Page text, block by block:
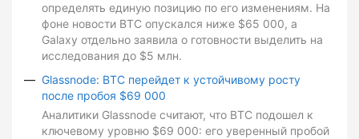
определять единую позицию по его изменениям. На
фоне новости BTC опускался ниже $65 000, а
Galaxy отдельно заявила о готовности выделить на
исследования до $5 млн.
Glassnode: BTC перейдет к устойчивому росту
после пробоя $69 000
Аналитики Glassnode считают, что BTC подошел к
ключевому уровню $69 000: его уверенный пробой